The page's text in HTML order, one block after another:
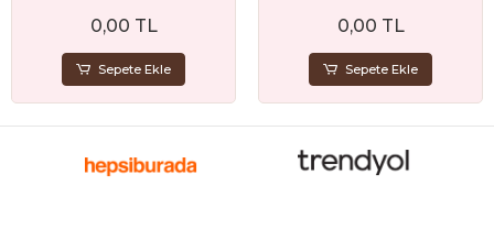
0,00 TL
Sepete Ekle
Hediyelik
0,00 TL
Sepete Ekle